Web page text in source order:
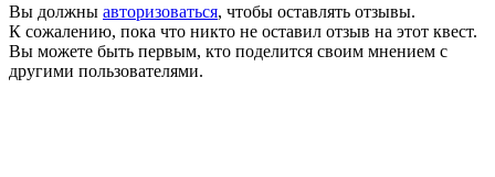
Вы должны авторизоваться, чтобы оставлять отзывы.
К сожалению, пока что никто не оставил отзыв на этот квест.
Вы можете быть первым, кто поделится своим мнением с
другими пользователями.